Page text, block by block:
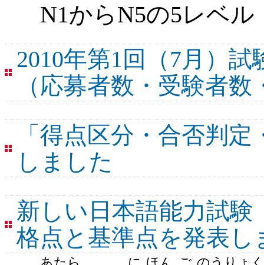
N1からN5の5レベル
2010年第1回（7月）
（応募者数・受験者
「得点区分・合否判
しました
新しい日本語能力試験
格点と基準点を発表し